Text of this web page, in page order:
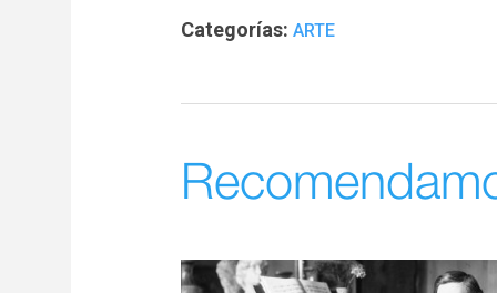
Categorías: ARTE